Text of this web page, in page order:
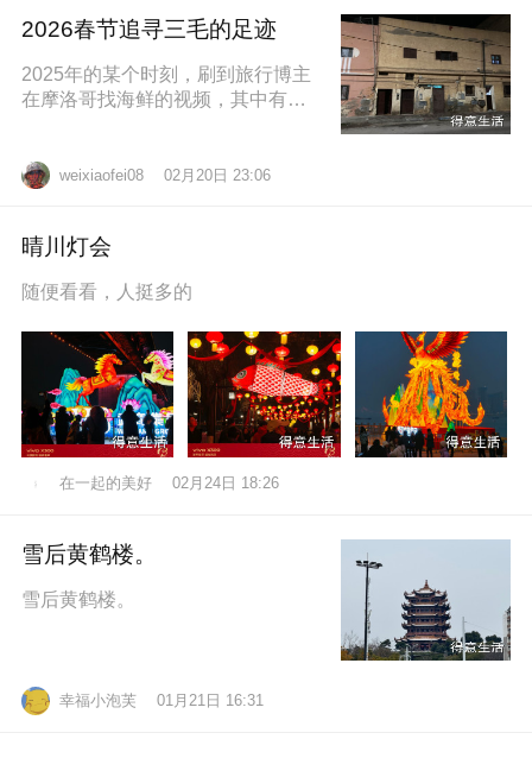
2026春节追寻三毛的足迹
2025年的某个时刻，刷到旅行博主
在摩洛哥找海鲜的视频，其中有个
地拍照留weixiaofei08 02月20日 23:06
晴川灯会
随便看看，人挺多的
在一起的美好 02月24日 18:26
雪后黄鹤楼。
雪后黄鹤楼。
幸福小泡芙 01月21日 16:31